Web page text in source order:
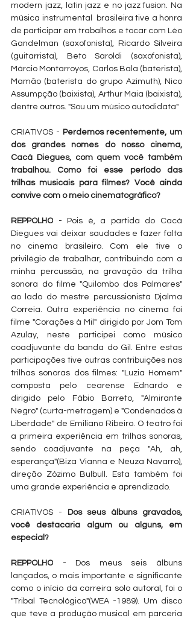
modern jazz, latin jazz e no jazz fusion. Na
música instrumental  brasileira tive a honra
de participar em trabalhos e tocar com Léo
Gandelman (saxofonista), Ricardo Silveira
(guitarrista), Beto Saroldi (saxofonista),
Márcio Montarroyos, Carlos Bala (baterista),
Mamão (baterista do grupo Azimuth), Nico
Assumpção (baixista), Arthur Maia (baixista),
dentre outros. "Sou um músico autodidata"
CRIATIVOS - Perdemos recentemente, um
dos grandes nomes do nosso cinema,
Cacá Diegues, com quem você também
trabalhou. Como foi esse período das
trilhas musicais para filmes? Você ainda
convive com o meio cinematográfico?
REPPOLHO - Pois é, a partida do Cacá
Diegues vai deixar saudades e fazer falta
no cinema brasileiro. Com ele tive o
privilégio de trabalhar, contribuindo com a
minha percussão, na gravação da trilha
sonora do filme "Quilombo dos Palmares"
ao lado do mestre percussionista Djalma
Correia. Outra experiência no cinema foi
filme "Corações à Mil" dirigido por Jom Tom
Azulay, neste participei como músico
coadjuvante da banda do Gil. Entre estas
participações tive outras contribuições nas
trilhas sonoras dos filmes: "Luzia Homem"
composta pelo cearense Ednardo e
dirigido pelo Fábio Barreto, "Almirante
Negro" (curta-metragem) e "Condenados à
Liberdade" de Emiliano Ribeiro. O teatro foi
a primeira experiência em trilhas sonoras,
sendo coadjuvante na peça "Ah, ah,
esperança"(Biza Vianna e Neuza Navarro),
direção Zózimo Bulbull. Esta também foi
uma grande experiência e aprendizado.
CRIATIVOS - Dos seus álbuns gravados,
você destacaria algum ou alguns, em
especial?
REPPOLHO - Dos meus seis álbuns
lançados, o mais importante e significante
como o início da carreira solo autoral, foi o
"Tribal Tecnológico"(WEA -1989). Um disco
que teve a produção musical em parceria